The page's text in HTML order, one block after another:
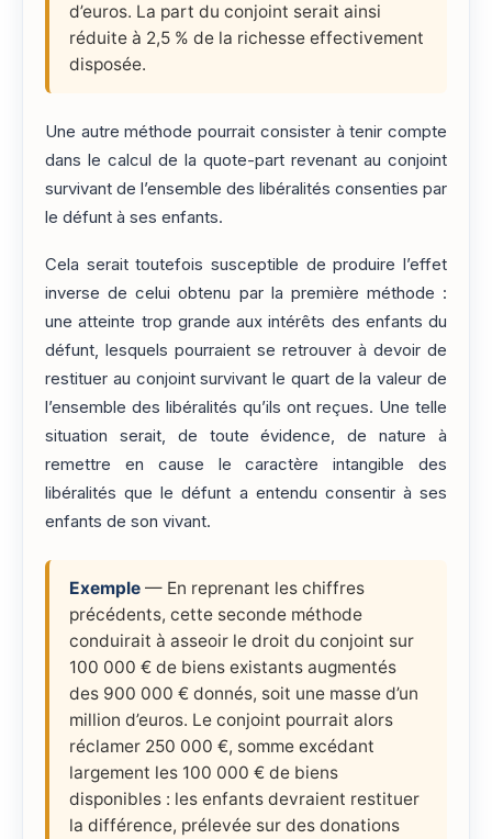
d’euros. La part du conjoint serait ainsi
réduite à 2,5 % de la richesse effectivement
disposée.
Une autre méthode pourrait consister à tenir compte
dans le calcul de la quote-part revenant au conjoint
survivant de l’ensemble des libéralités consenties par
le défunt à ses enfants.
Cela serait toutefois susceptible de produire l’effet
inverse de celui obtenu par la première méthode :
une atteinte trop grande aux intérêts des enfants du
défunt, lesquels pourraient se retrouver à devoir de
restituer au conjoint survivant le quart de la valeur de
l’ensemble des libéralités qu’ils ont reçues. Une telle
situation serait, de toute évidence, de nature à
remettre en cause le caractère intangible des
libéralités que le défunt a entendu consentir à ses
enfants de son vivant.
Exemple — En reprenant les chiffres
précédents, cette seconde méthode
conduirait à asseoir le droit du conjoint sur
100 000 € de biens existants augmentés
des 900 000 € donnés, soit une masse d’un
million d’euros. Le conjoint pourrait alors
réclamer 250 000 €, somme excédant
largement les 100 000 € de biens
disponibles : les enfants devraient restituer
la différence, prélevée sur des donations